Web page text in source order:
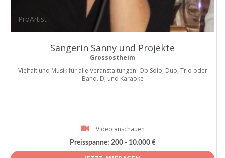
ProArtist
Sängerin Sanny und Projekte
Grossostheim
Vielfalt und Musik für alle Veranstaltungen! Ob Solo, Duo, Trio oder
Band. DJ und Karaoke
Video anschauen
Preisspanne: 200 - 10.000 €